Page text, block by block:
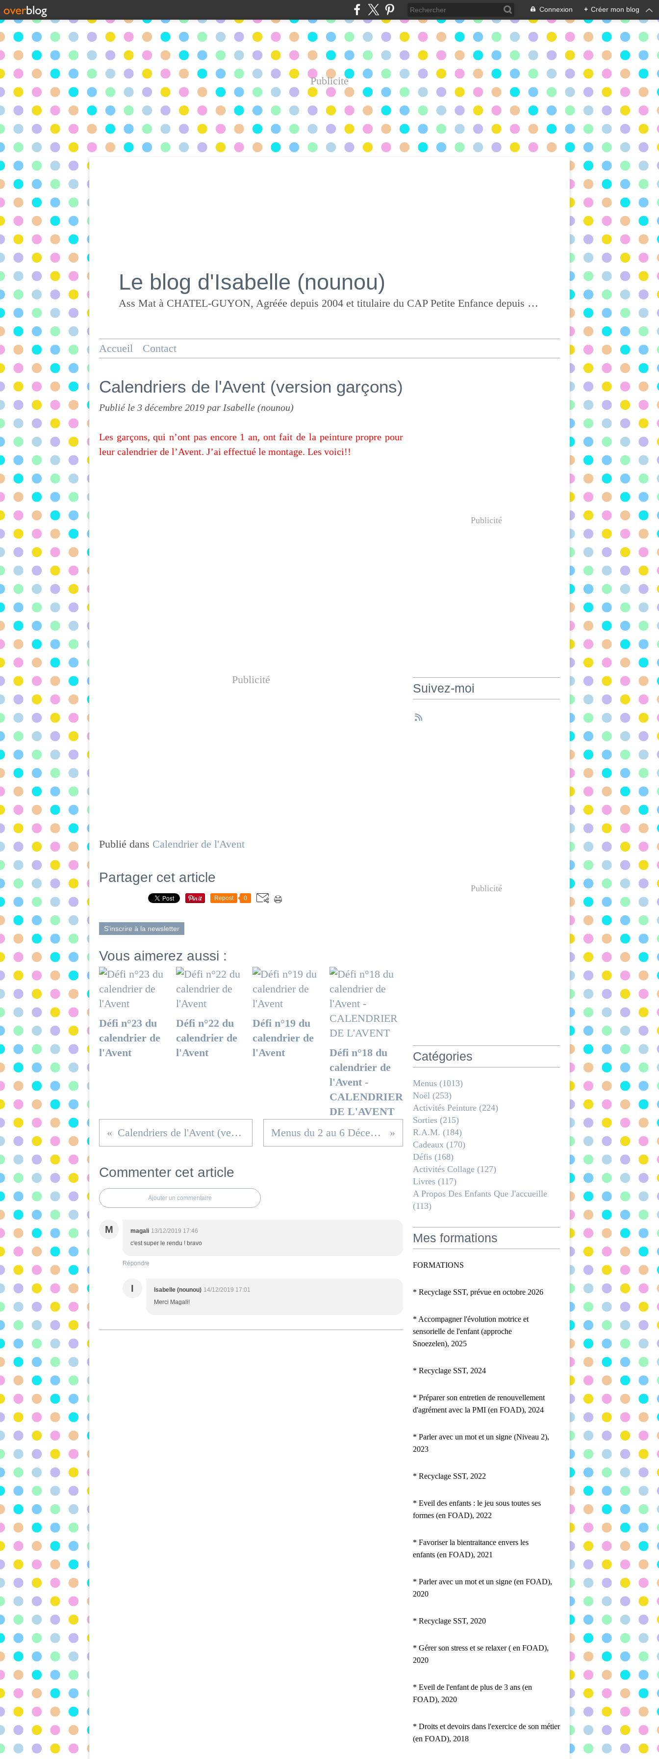
Connexion + Créer mon blog
Publicité
Le blog d'Isabelle (nounou)
Ass Mat à CHATEL-GUYON, Agréée depuis 2004 et titulaire du CAP Petite Enfance depuis 2017, BONNE VISITE !!!
Accueil Contact
Calendriers de l'Avent (version garçons)
Publié le 3 décembre 2019 par Isabelle (nounou)
Les garçons, qui n’ont pas encore 1 an, ont fait de la peinture propre pour
leur calendrier de l’Avent. J’ai effectué le montage. Les voici!!
Publicité
Publié dans Calendrier de l'Avent
Partager cet article
Repost 0
S'inscrire à la newsletter
Vous aimerez aussi :
Défi n°23 du
calendrier de
l'Avent
Défi n°22 du
calendrier de
l'Avent
Défi n°19 du
calendrier de
l'Avent
Défi n°18 du
calendrier de
l'Avent ­
CALENDRIER
DE L'AVENT
Calendriers de l'Avent (version filles)
Menus du 2 au 6 Décembre 2019
Commenter cet article
Ajouter un commentaire
M magali 13/12/2019 17:46
c'est super le rendu ! bravo
Répondre
I Isabelle (nounou) 14/12/2019 17:01
Merci Magali!
Publicité
Suivez-moi
Publicité
Catégories
Menus (1013)
Noël (253)
Activités Peinture (224)
Sorties (215)
R.a.m. (184)
Cadeaux (170)
Défis (168)
Activités Collage (127)
Livres (117)
A Propos Des Enfants Que J'accueille
(113)
Mes formations
FORMATIONS
* Recyclage SST, prévue en octobre 2026
* Accompagner l'évolution motrice et
sensorielle de l'enfant (approche
Snoezelen), 2025
* Recyclage SST, 2024
* Préparer son entretien de renouvellement
d'agrément avec la PMI (en FOAD), 2024
* Parler avec un mot et un signe (Niveau 2),
2023
* Recyclage SST, 2022
* Eveil des enfants : le jeu sous toutes ses
formes (en FOAD), 2022
* Favoriser la bientraitance envers les
enfants (en FOAD), 2021
* Parler avec un mot et un signe (en FOAD),
2020
* Recyclage SST, 2020
* Gérer son stress et se relaxer ( en FOAD),
2020
* Eveil de l'enfant de plus de 3 ans (en
FOAD), 2020
* Droits et devoirs dans l'exercice de son métier
(en FOAD), 2018